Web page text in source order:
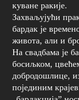
куване ракије.
Захваљујући
бардак је
живота, али и
На свадбама је
босиљком,
добродошлице,
појединим